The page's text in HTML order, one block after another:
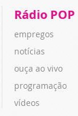
Rádio POP
empregos
notícias
ouça ao vivo
programação
vídeos